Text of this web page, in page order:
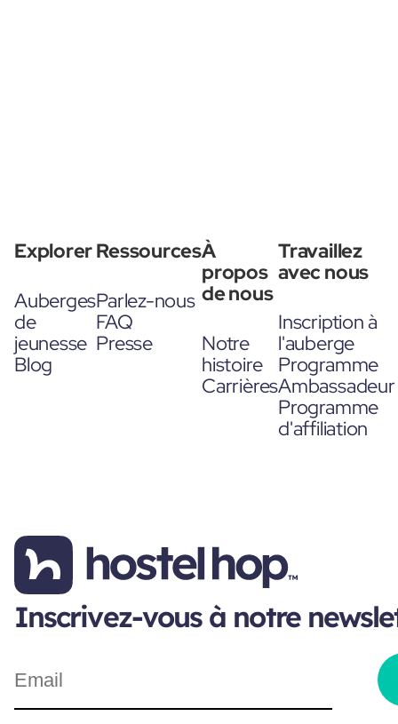
Explorer
Auberges
de
jeunesse
Blog
Ressources
Parlez-nous
FAQ
Presse
À
propos
de nous
Notre
histoire
Carrières
Travaillez
avec nous
Inscription à
l'auberge
Programme
Ambassadeur
Programme
d'affiliation
Inscrivez-vous à notre